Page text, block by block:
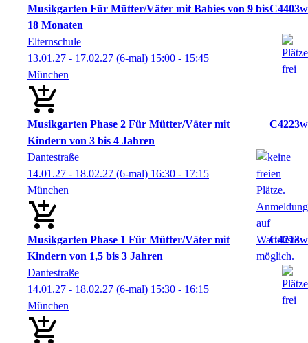
Musikgarten Für Mütter/Väter mit Babies von 9 bis
18 Monaten
C4403w
Elternschule
13.01.27 - 17.02.27 (6-mal) 15:00 - 15:45
München
Musikgarten Phase 2 Für Mütter/Väter mit
Kindern von 3 bis 4 Jahren
C4223w
Dantestraße
14.01.27 - 18.02.27 (6-mal) 16:30 - 17:15
München
Musikgarten Phase 1 Für Mütter/Väter mit
Kindern von 1,5 bis 3 Jahren
C4213w
Dantestraße
14.01.27 - 18.02.27 (6-mal) 15:30 - 16:15
München